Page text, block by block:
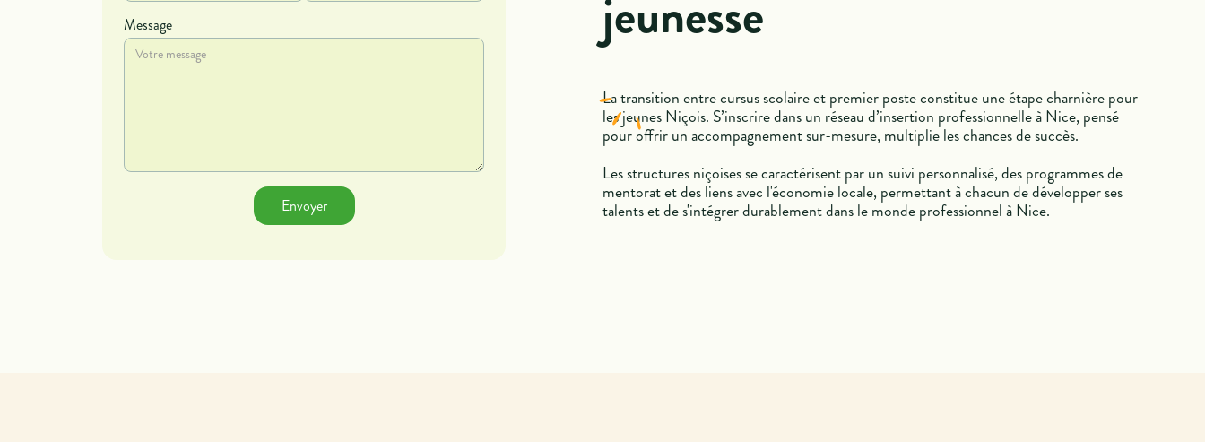
Message
jeunesse
La transition entre cursus scolaire et premier poste constitue une étape charnière pour
les jeunes Niçois. S’inscrire dans un réseau d’insertion professionnelle à Nice, pensé
pour offrir un accompagnement sur-mesure, multiplie les chances de succès.
Les structures niçoises se caractérisent par un suivi personnalisé, des programmes de
mentorat et des liens avec l'économie locale, permettant à chacun de développer ses
talents et de s'intégrer durablement dans le monde professionnel à Nice.